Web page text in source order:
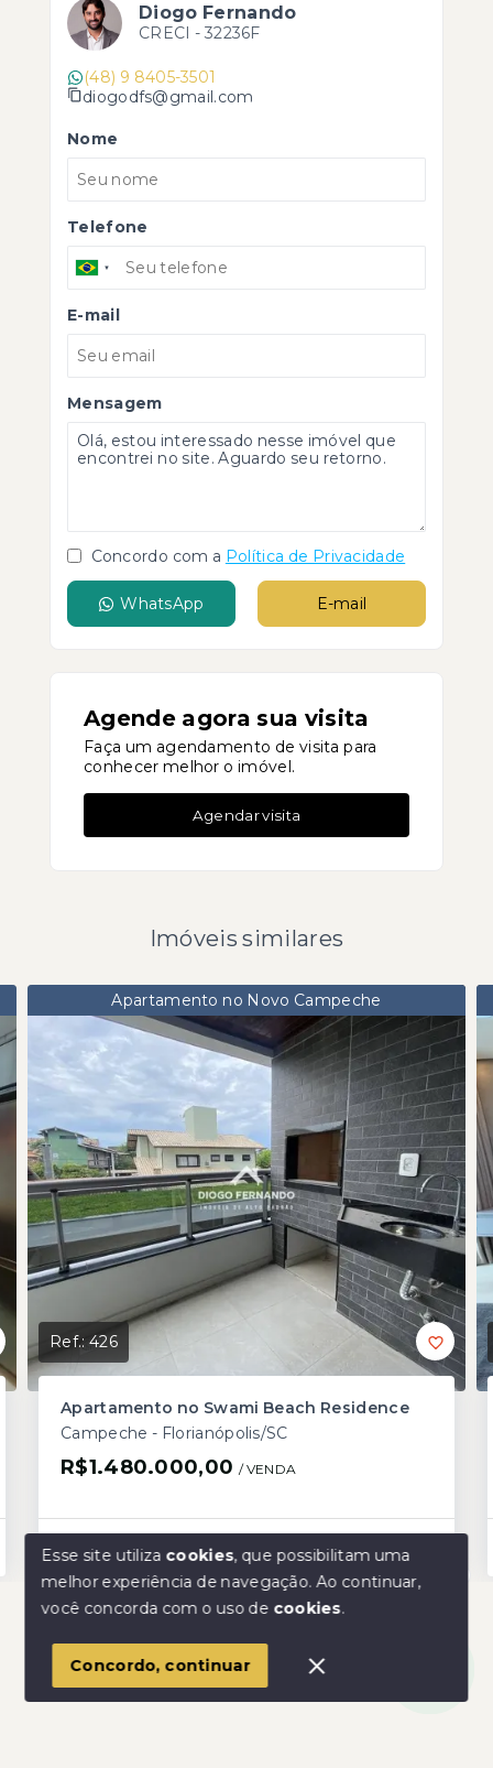
Diogo Fernando
CRECI - 32236F
(48) 9 8405-3501
diogodfs@gmail.com
Nome
Telefone
E-mail
Mensagem
Concordo com a Política de Privacidade
WhatsApp E-mail
Agende agora sua visita
Faça um agendamento de visita para
conhecer melhor o imóvel.
Agendar visita
Imóveis similares
Apartamento no Novo Campeche
Ref.:426
Apartamento no Swami Beach Residence
Campeche - Florianópolis/SC
R$1.480.000,00 / VENDA
2 1 72,17 m² Área Privativa
Olá! Estamos disponíveis para te ajudar.
Esse site utiliza cookies, que possibilitam uma
melhor experiência de navegação.Ao continuar,
você concorda com o uso de cookies.
Concordo, continuar